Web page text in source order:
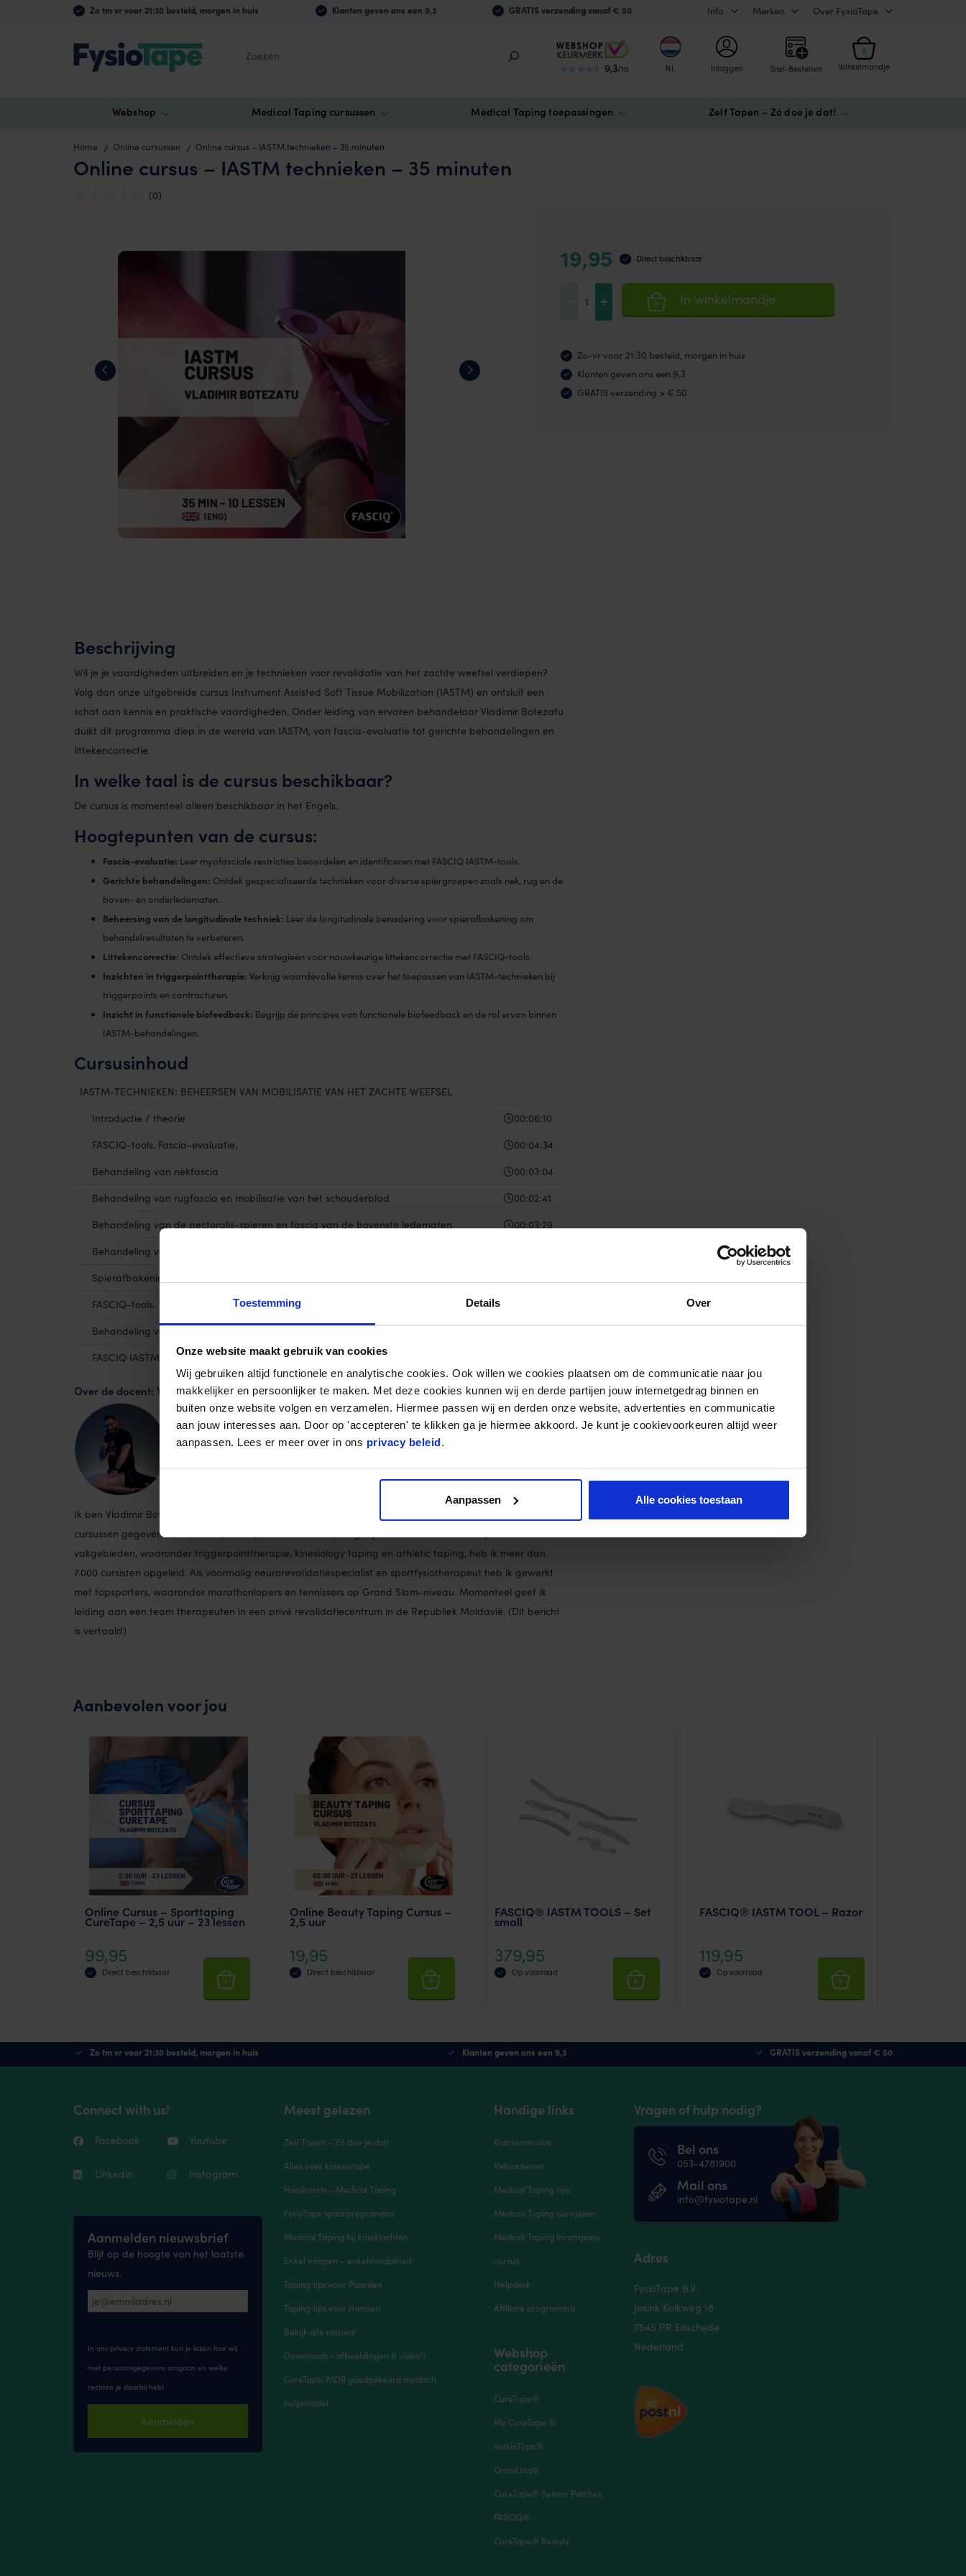
Toestemming Details Over
Onze website maakt gebruik van cookies
Wij gebruiken altijd functionele en analytische cookies. Ook willen we cookies plaatsen om de communicatie naar jou
makkelijker en persoonlijker te maken. Met deze cookies kunnen wij en derde partijen jouw internetgedrag binnen en
buiten onze website volgen en verzamelen. Hiermee passen wij en derden onze website, advertenties en communicatie
aan jouw interesses aan. Door op 'accepteren' te klikken ga je hiermee akkoord. Je kunt je cookievoorkeuren altijd weer
aanpassen. Lees er meer over in ons privacy beleid.
Aanpassen Alle cookies toestaan
Zo tm vr voor 21:30 besteld, morgen in huis Klanten geven ons een 9,3 GRATIS verzending vanaf € 50 Info Merken Over FysioTape
9,3/10 NL Inloggen Snel-Bestellen
0
Winkelmandje
Webshop Medical Taping cursussen Medical Taping toepassingen Zelf Tapen – Zó doe je dat!
Home Online cursussen Online cursus – IASTM technieken – 35 minuten
Online cursus – IASTM technieken – 35 minuten
(0)
19,95 Direct beschikbaar
IASTM
technieken
-
+ In winkelmandje
Zo-vr voor 21:30 besteld, morgen in huis
Klanten geven ons een 9,3
GRATIS verzending > € 50
Beschrijving
Wil je je vaardigheden uitbreiden en je technieken voor revalidatie van het zachte weefsel verdiepen?
Volg dan onze uitgebreide cursus Instrument Assisted Soft Tissue Mobilization (IASTM) en ontsluit een
schat aan kennis en praktische vaardigheden. Onder leiding van ervaren behandelaar Vladimir Botezatu
duikt dit programma diep in de wereld van IASTM, van fascia-evaluatie tot gerichte behandelingen en
littekencorrectie.
In welke taal is de cursus beschikbaar?
De cursus is momenteel alleen beschikbaar in het Engels.
Hoogtepunten van de cursus:
Fascia-evaluatie: Leer myofasciale restricties beoordelen en identificeren met FASCIQ IASTM-tools.
Gerichte behandelingen: Ontdek gespecialiseerde technieken voor diverse spiergroepen zoals nek, rug en de
boven- en onderledematen.
Beheersing van de longitudinale techniek: Leer de longitudinale benadering voor spierafbakening om
behandelresultaten te verbeteren.
Littekencorrectie: Ontdek effectieve strategieën voor nauwkeurige littekencorrectie met FASCIQ-tools.
Inzichten in triggerpointtherapie: Verkrijg waardevolle kennis over het toepassen van IASTM-technieken bij
triggerpoints en contracturen.
Inzicht in functionele biofeedback: Begrijp de principes van functionele biofeedback en de rol ervan binnen
IASTM-behandelingen.
Cursusinhoud
IASTM-TECHNIEKEN: BEHEERSEN VAN MOBILISATIE VAN HET ZACHTE WEEFSEL
Introductie / theorie
00:06:10
FASCIQ-tools. Fascia-evaluatie.
00:04:34
Behandeling van nekfascia
00:03:04
Behandeling van rugfascia en mobilisatie van het schouderblad
00:02:41
Behandeling van de pectoralis-spieren en fascia van de bovenste ledematen
00:03:29
Behandeling van bilspieren en fascia van de onderste ledematen
Spierafbakening. Longitudinale techniek.
FASCIQ-tools. Techniek voor littekencorrectie.
Behandeling van metatarsalgie
00:01:45
FASCIQ IASTM-tools. Triggerpointtherapie en behandeling van contracturen.
Over de docent: Vladimir Botezatu
Ik ben Vladimir Botezatu, fysiotherapeut met 17 jaar ervaring en 10 jaar ervaring als docent. Ik heb
cursussen gegeven in Roemenië, de Republiek Moldavië, Bulgarije en Nederland. Met expertise in diverse
vakgebieden, waaronder triggerpointtherapie, kinesiology taping en athletic taping, heb ik meer dan
7.000 cursisten opgeleid. Als voormalig neurorevalidatiespecialist en sportfysiotherapeut heb ik gewerkt
met topsporters, waaronder marathonlopers en tennissers op Grand Slam-niveau. Momenteel geef ik
leiding aan een team therapeuten in een privé revalidatiecentrum in de Republiek Moldavië. (Dit bericht
is vertaald)
Aanbevolen voor jou
Online Cursus – Sporttaping
CureTape – 2,5 uur – 23 lessen
99,95
Direct beschikbaar
Online Beauty Taping Cursus –
2,5 uur
19,95
Direct beschikbaar
FASCIQ® IASTM TOOLS – Set
small
379,95
Op voorraad
FASCIQ® IASTM TOOL – Razor
119,95
Op voorraad
Zo tm vr voor 21:30 besteld, morgen in huis Klanten geven ons een 9,3 GRATIS verzending vanaf € 50
Connect with us!
Facebook Youtube
Linkedin Instagram
Aanmelden nieuwsbrief
Blijf op de hoogte van het laatste
nieuws.
In ons privacy statement kun je lezen hoe wij
met persoonsgegevens omgaan en welke
rechten je daarbij hebt.
Aanmelden
Meest gelezen
Zelf Tapen – Zó doe je dat!
Alles over kinesiotape
Hooikoorts - Medical Taping
FysioTape spaarprogramma
Medical Taping bij knieklachten
Enkel intapen – enkelinstabiliteit
Taping tips voor Paarden
Taping tips voor Honden
Bekijk alle nieuws!
Downloads - afbeeldingen & video's
CureTape, MDR goedgekeurd medisch
hulpmiddel
Handige links
Klantenservice
Retourneren
Medical Taping tips
Medical Taping cursussen
Medical Taping Incompany
cursus
Helpdesk
Affiliate programma
Webshop
categorieën
CureTape®
My CureTape ®
VetkinTape®
CrossLinq®
CureTape® Sensor Patches
FASCIQ®
CureTape® Beauty
Vragen of hulp nodig?
Bel ons
053-4781900
Mail ons
info@fysiotape.nl
Adres
FysioTape B.V.
Josink Kolkweg 18
7545 PR Enschede
Nederland